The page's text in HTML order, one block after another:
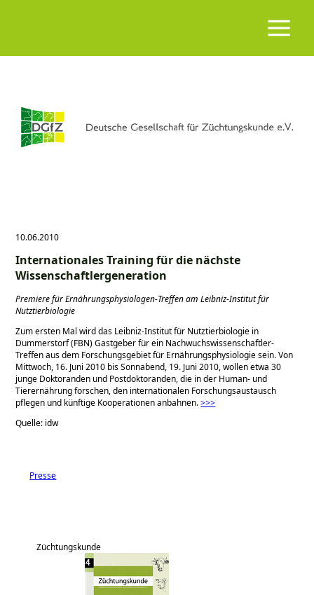
10.06.2010
Internationales Training für die nächste
Wissenschaftlergeneration
Premiere für Ernährungsphysiologen-Treffen am Leibniz-Institut für
Nutztierbiologie
Zum ersten Mal wird das Leibniz-Institut für Nutztierbiologie in
Dummerstorf (FBN) Gastgeber für ein Nachwuchswissenschaftler-
Treffen aus dem Forschungsgebiet für Ernährungsphysiologie sein. Von
Mittwoch, 16. Juni 2010 bis Sonnabend, 19. Juni 2010, wollen etwa 30
junge Doktoranden und Postdoktoranden, die in der Human- und
Tierernährung forschen, den internationalen Forschungsaustausch
pflegen und künftige Kooperationen anbahnen.>>>
Quelle: idw
Presse
Züchtungskunde